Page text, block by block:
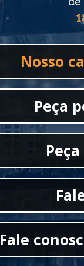
Nosso
Peça
Fale